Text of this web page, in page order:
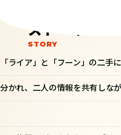
ストーリー
「ライア」と「フーン」の二手に
分かれ、二人の情報を共有しな